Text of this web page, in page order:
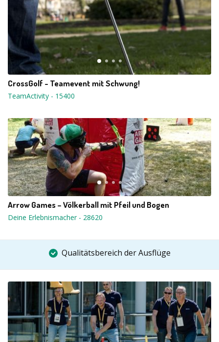
CrossGolf - Teamevent mit Schwung!
TeamActivity - 15400
Arrow Games – Völkerball mit Pfeil und Bogen
Deine Erlebnismacher- 28620
Qualitätsbereich der Ausflüge